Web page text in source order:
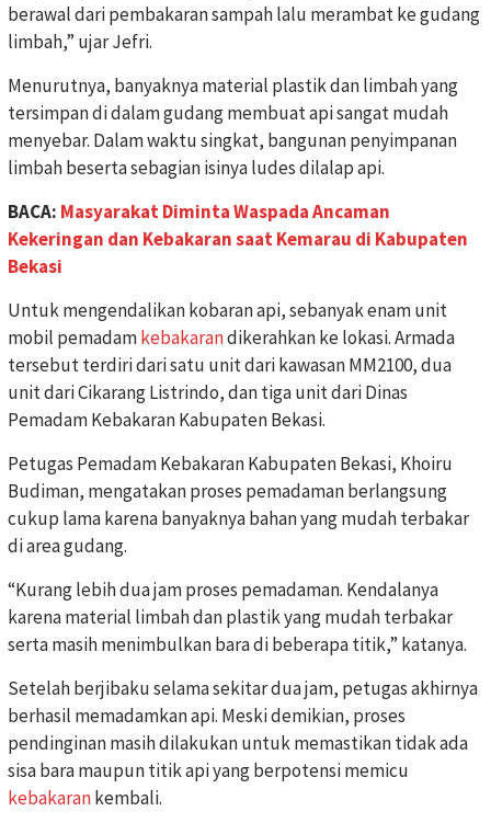
berawal dari pembakaran sampah lalu merambat ke gudang
limbah,” ujar Jefri.
Menurutnya, banyaknya material plastik dan limbah yang
tersimpan di dalam gudang membuat api sangat mudah
menyebar. Dalam waktu singkat, bangunan penyimpanan
limbah beserta sebagian isinya ludes dilalap api.
BACA: Masyarakat Diminta Waspada Ancaman
Kekeringan dan Kebakaran saat Kemarau di Kabupaten
Bekasi
Untuk mengendalikan kobaran api, sebanyak enam unit
mobil pemadamkebakarandikerahkan ke lokasi. Armada
tersebut terdiri dari satu unit dari kawasan MM2100, dua
unit dari Cikarang Listrindo, dan tiga unit dari Dinas
Pemadam Kebakaran Kabupaten Bekasi.
Petugas Pemadam Kebakaran Kabupaten Bekasi, Khoiru
Budiman, mengatakan proses pemadaman berlangsung
cukup lama karena banyaknya bahan yang mudah terbakar
di area gudang.
“Kurang lebih dua jam proses pemadaman. Kendalanya
karena material limbah dan plastik yang mudah terbakar
serta masih menimbulkan bara di beberapa titik,” katanya.
Setelah berjibaku selama sekitar dua jam, petugas akhirnya
berhasil memadamkan api. Meski demikian, proses
pendinginan masih dilakukan untuk memastikan tidak ada
sisa bara maupun titik api yang berpotensi memicu
kebakarankembali.